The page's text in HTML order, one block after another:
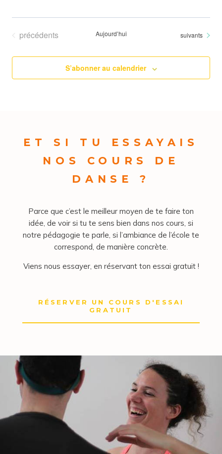
Évènements
précédents Aujourd’hui Évènements
suivants
S’abonner au calendrier
ET SI TU ESSAYAIS
NOS COURS DE
DANSE ?
Parce que c’est le meilleur moyen de te faire ton
idée, de voir si tu te sens bien dans nos cours, si
notre pédagogie te parle, si l’ambiance de l’école te
correspond, de manière concrète.
Viens nous essayer, en réservant ton essai gratuit !
RÉSERVER UN COURS D'ESSAI
GRATUIT